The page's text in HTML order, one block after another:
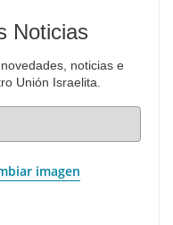
Noticias
noticias e
Unión Israelita.
imagen